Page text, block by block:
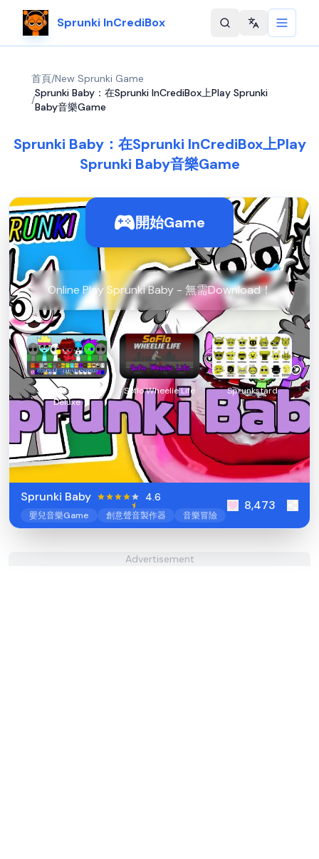
Sprunki InCrediBox Change
首頁/New Sprunki Game
/
Sprunki Baby：在Sprunki InCrediBox上Play Sprunki
Baby音樂Game
Sprunki Baby：在Sprunki InCrediBox上Play
Sprunki Baby音樂Game
開始Game
Online Play Sprunki Baby - 無需Download！
Sprunki Retake
Deluxe
Soflo Wheelie Life Sprunkstard
Sprunki Baby 4.6
嬰兒音樂Game 創意聲音製作器 音樂冒險
8,473
Advertisement